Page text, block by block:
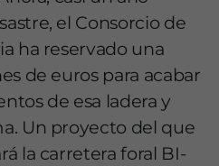
el Consorcio de
ha reservado una
de euros para acabar
de esa ladera y
Un proyecto del que
la carretera foral BI-